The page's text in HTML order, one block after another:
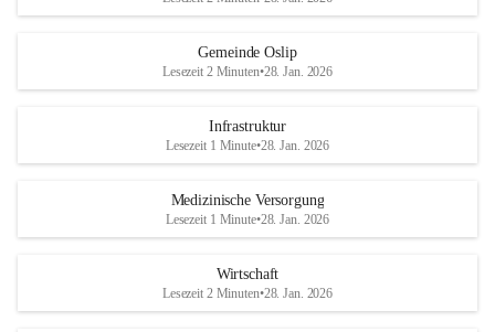
Gemeinde Oslip
Lesezeit 2 Minuten•28. Jan. 2026
Infrastruktur
Lesezeit 1 Minute•28. Jan. 2026
Medizinische Versorgung
Lesezeit 1 Minute•28. Jan. 2026
Wirtschaft
Lesezeit 2 Minuten•28. Jan. 2026